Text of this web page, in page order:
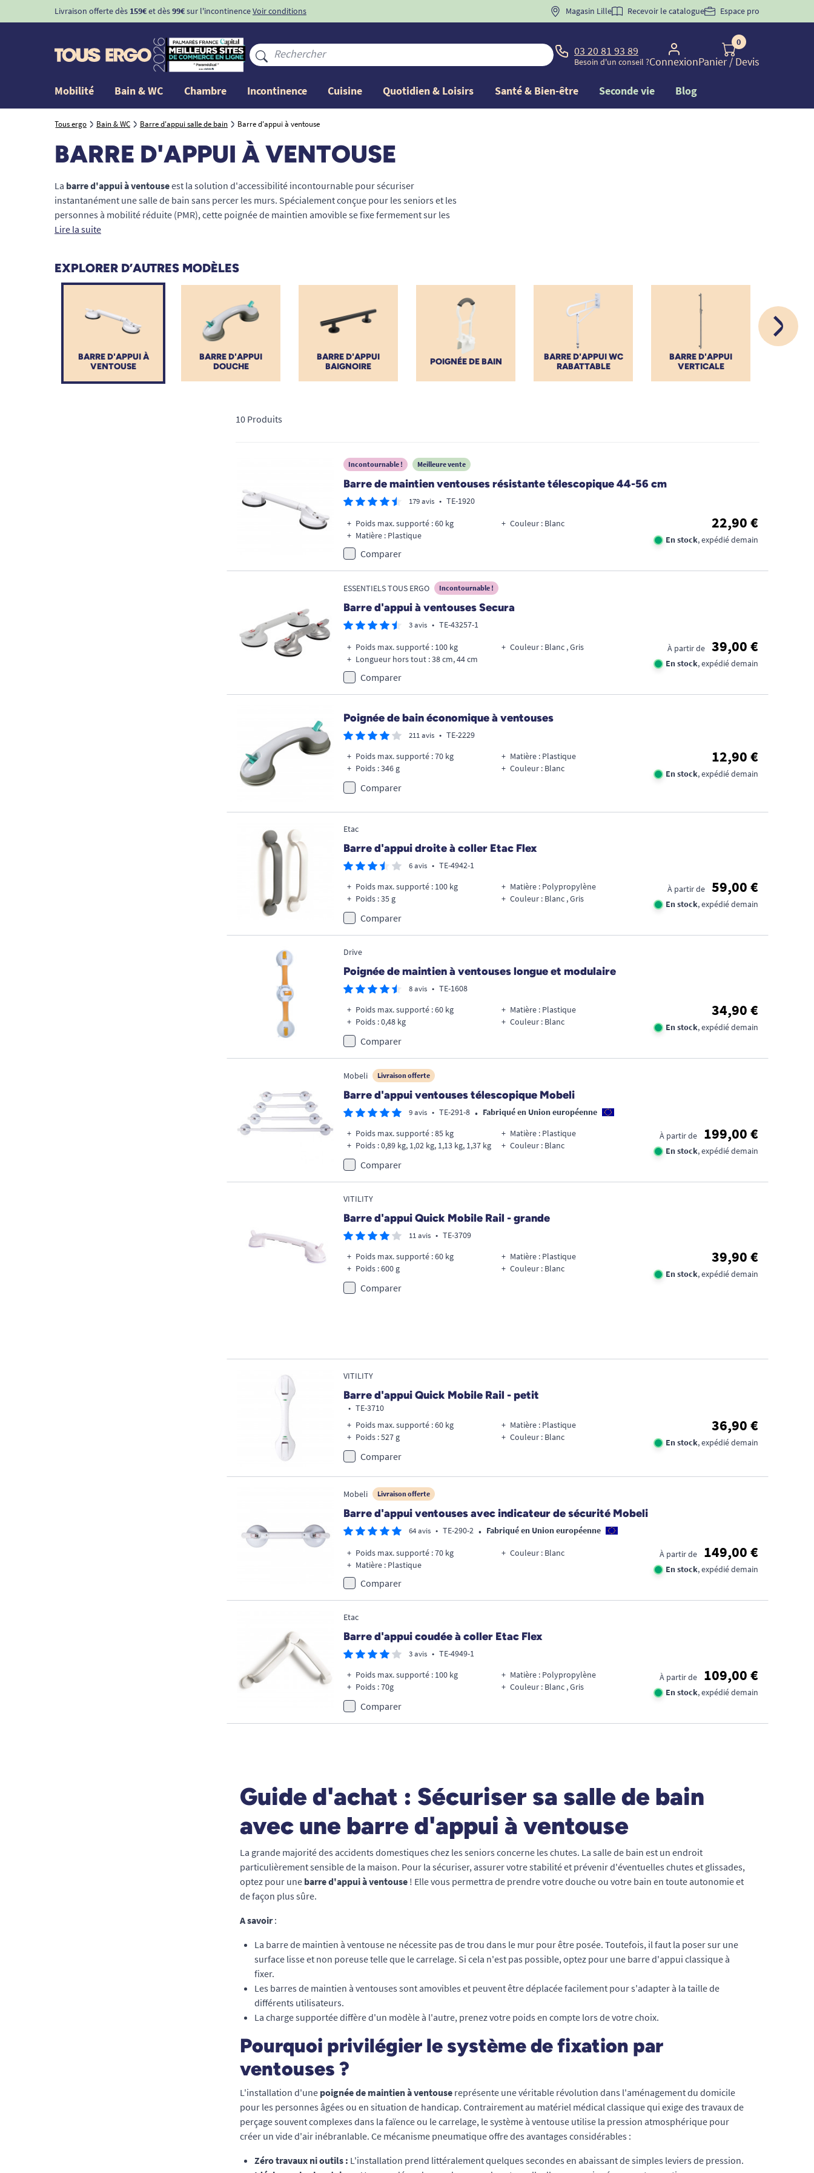
Livraison offerte dès 159€et dès99€sur l'incontinenceVoir conditions BIENVENUE" pourla 1ère commande d'incontinence
Magasin Lille Recevoir le catalogue Espace pro
03 20 81 93 89
Besoin d'un conseil ?Connexion
0
Panier/ Devis
Mobilité Bain & WC Chambre Incontinence Cuisine Quotidien & Loisirs Santé & Bien-être Seconde vie Blog
Tous ergo Bain & WC Barre d'appui salle de bain Barre d'appui à ventouse
BARRE D'APPUI À VENTOUSE
La barre d'appui à ventouseest la solution d'accessibilité incontournable pour sécuriser
instantanément une salle de bain sans percer les murs. Spécialement conçue pour les seniors et les
personnes à mobilité réduite (PMR), cette poignée de maintien amovible se fixe fermement sur les
surfaces lisses grâce à un système de vide d'air ultra-puissant. Que ce soit pour enjamber une
toute sécurité.
Lire la suite
EXPLORER D’AUTRES MODÈLES
BARRE D'APPUI
DOUCHE
BARRE D'APPUI
BAIGNOIRE
POIGNÉE DE BAIN
BARRE D'APPUI À
VENTOUSE
BARRE D'APPUI WC
RABATTABLE
BARRE D'APPUI
VERTICALE
10 Produits
Incontournable ! Meilleure vente
Barre de maintien ventouses résistante télescopique 44-56 cm
179 avis • TE-1920
Poids max. supporté : 60 kg
Matière : Plastique
Couleur : Blanc 22,90 €
En stock, expédié demain
Comparer
ESSENTIELS TOUS ERGO Incontournable !
Barre d'appui à ventouses Secura
3 avis • TE-43257-1
Poids max. supporté : 100 kg
Longueur hors tout : 38 cm, 44 cm
Couleur : Blanc , Gris À partir de 39,00 €
En stock, expédié demain
Comparer
Poignée de bain économique à ventouses
211 avis • TE-2229
Poids max. supporté : 70 kg
Poids : 346 g
Matière : Plastique
Couleur : Blanc
12,90 €
En stock, expédié demain
Comparer
Etac
Barre d'appui droite à coller Etac Flex
6 avis • TE-4942-1
Poids max. supporté : 100 kg
Poids : 35 g
Matière : Polypropylène
Couleur : Blanc , Gris
À partir de 59,00 €
En stock, expédié demain
Comparer
Drive
Poignée de maintien à ventouses longue et modulaire
8 avis • TE-1608
Poids max. supporté : 60 kg
Poids : 0,48 kg
Matière : Plastique
Couleur : Blanc
34,90 €
En stock, expédié demain
Comparer
Mobeli Livraison offerte
Barre d'appui ventouses télescopique Mobeli
9 avis • TE-291-8 • Fabriqué en Union européenne
Poids max. supporté : 85 kg
Poids : 0,89 kg, 1,02 kg, 1,13 kg, 1,37 kg
Matière : Plastique
Couleur : Blanc
À partir de 199,00 €
En stock, expédié demain
Comparer
VITILITY
Barre d'appui Quick Mobile Rail - grande
11 avis • TE-3709
Poids max. supporté : 60 kg
Poids : 600 g
Matière : Plastique
Couleur : Blanc
39,90 €
En stock, expédié demain
Comparer
VITILITY
Barre d'appui Quick Mobile Rail - petit
• TE-3710
Poids max. supporté : 60 kg
Poids : 527 g
Matière : Plastique
Couleur : Blanc
36,90 €
En stock, expédié demain
Comparer
Mobeli Livraison offerte
Barre d'appui ventouses avec indicateur de sécurité Mobeli
64 avis • TE-290-2 • Fabriqué en Union européenne
Poids max. supporté : 70 kg
Matière : Plastique
Couleur : Blanc À partir de 149,00 €
En stock, expédié demain
Comparer
Etac
Barre d'appui coudée à coller Etac Flex
3 avis • TE-4949-1
Poids max. supporté : 100 kg
Poids : 70g
Matière : Polypropylène
Couleur : Blanc , Gris
À partir de 109,00 €
En stock, expédié demain
Comparer
Guide d'achat : Sécuriser sa salle de bain
avec une barre d'appui à ventouse
La grande majorité des accidents domestiques chez les seniors concerne les chutes. La salle de bain est un endroit
particulièrement sensible de la maison. Pour la sécuriser, assurer votre stabilité et prévenir d'éventuelles chutes et glissades,
optez pour une barre d'appui à ventouse ! Elle vous permettra de prendre votre douche ou votre bain en toute autonomie et
de façon plus sûre.
A savoir:
La barre de maintien à ventouse ne nécessite pas de trou dans le mur pour être posée. Toutefois, il faut la poser sur une
surface lisse et non poreuse telle que le carrelage. Si cela n'est pas possible, optez pour une barre d'appui classique à
fixer.
Les barres de maintien à ventouses sont amovibles et peuvent être déplacée facilement pour s'adapter à la taille de
différents utilisateurs.
La charge supportée diffère d'un modèle à l'autre, prenez votre poids en compte lors de votre choix.
Pourquoi privilégier le système de fixation par
ventouses ?
L'installation d'une poignée de maintien à ventouse représente une véritable révolution dans l'aménagement du domicile
pour les personnes âgées ou en situation de handicap. Contrairement au matériel médical classique qui exige des travaux de
perçage souvent complexes dans la faïence ou le carrelage, le système à ventouse utilise la pression atmosphérique pour
créer un vide d'air inébranlable. Ce mécanisme pneumatique offre des avantages considérables :
Zéro travaux ni outils : L'installation prend littéralement quelques secondes en abaissant de simples leviers de pression.